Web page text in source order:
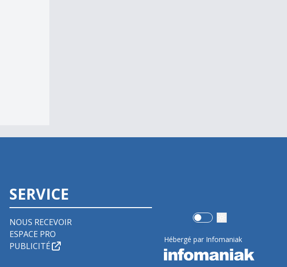
SERVICE
NOUS RECEVOIR
ESPACE PRO
PUBLICITÉ
Use setting
Hébergé par Infomaniak